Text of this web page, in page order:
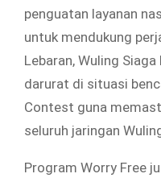
penguatan layanan
untuk mendukung
Lebaran, Wuling
darurat di situasi
Contest guna
seluruh jaringan
Program Worry Free